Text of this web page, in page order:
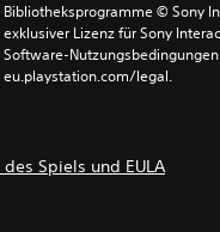
Bibliotheksprogramme © Sony
exklusiver Lizenz für Sony
Software-
eu.playstation.com/legal.
Spiels und EULA